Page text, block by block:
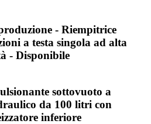
- Riempitrice
a testa singola ad alta
- Disponibile
sottovuoto a
da 100 litri con
inferiore